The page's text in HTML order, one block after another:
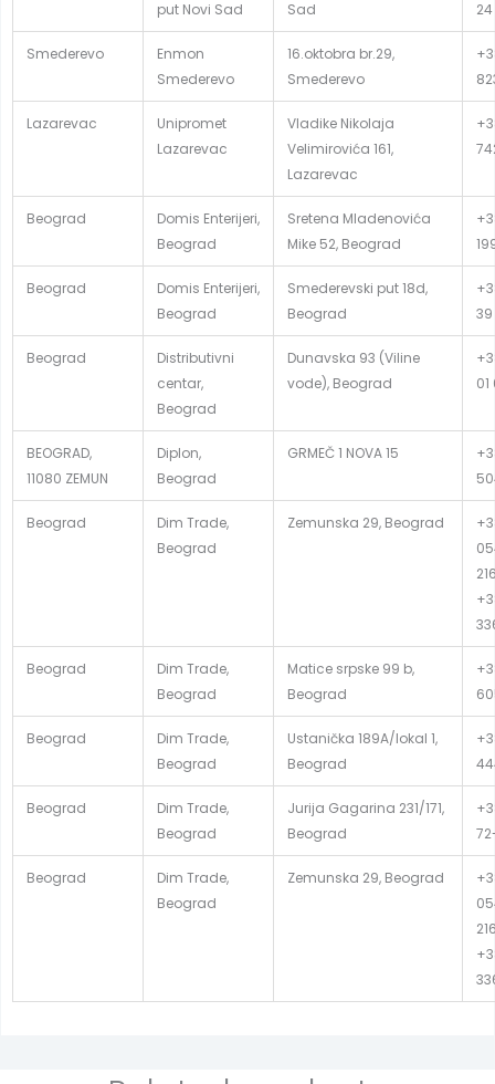
put Novi Sad
Sad
24
Smederevo
Enmon
Smederevo
16.oktobra br.29,
Smederevo
Lazarevac
Unipromet
Lazarevac
Vladike Nikolaja
Velimirovića 161,
Lazarevac
Beograd
Domis Enterijeri,
Beograd
Sretena Mladenovića
Mike 52, Beograd
Beograd
Domis Enterijeri,
Beograd
Smederevski put 18d,
Beograd
Beograd
Distributivni
centar,
Beograd
Dunavska 93 (Viline
vode), Beograd
01
BEOGRAD,
11080 ZEMUN
Diplon,
Beograd
GRMEČ 1 NOVA 15
Beograd
Dim Trade,
Beograd
Zemunska 29, Beograd
Beograd
Dim Trade,
Beograd
Matice srpske 99 b,
Beograd
Beograd
Dim Trade,
Beograd
Ustanička 189A/lokal 1,
Beograd
Beograd
Dim Trade,
Beograd
Jurija Gagarina 231/171,
Beograd
Beograd
Dim Trade,
Beograd
Zemunska 29, Beograd